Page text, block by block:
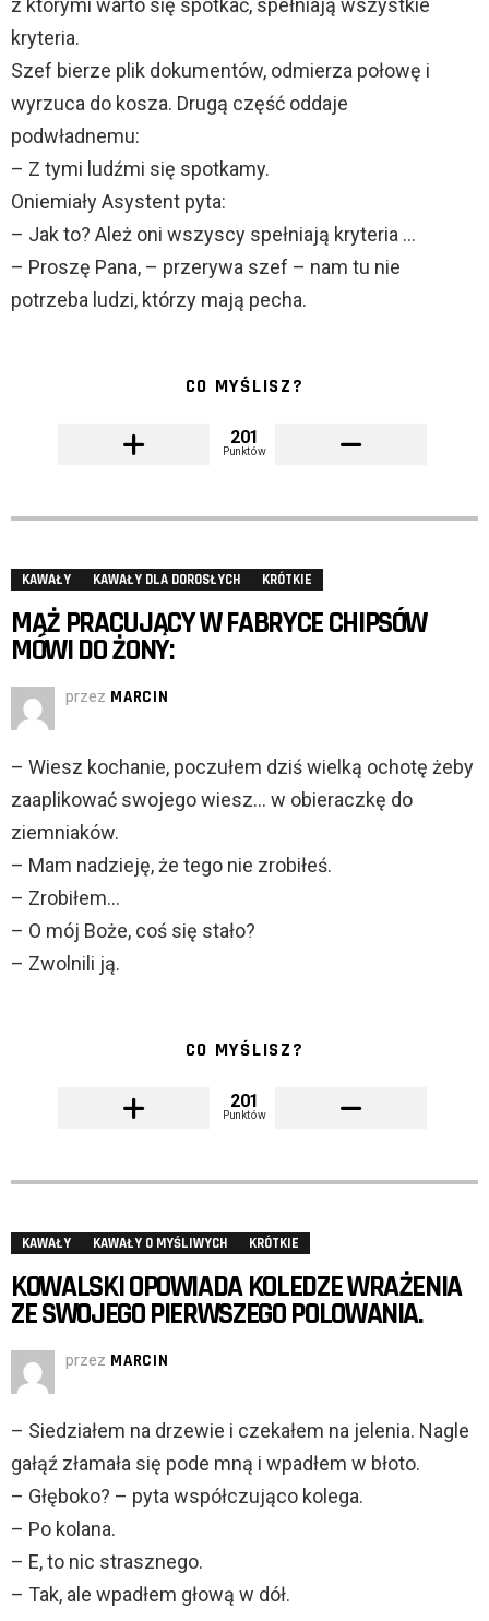
z którymi warto się spotkać, spełniają wszystkie
kryteria.
Szef bierze plik dokumentów, odmierza połowę i
wyrzuca do kosza. Drugą część oddaje
podwładnemu:
– Z tymi ludźmi się spotkamy.
Oniemiały Asystent pyta:
– Jak to? Ależ oni wszyscy spełniają kryteria …
– Proszę Pana, – przerywa szef – nam tu nie
potrzeba ludzi, którzy mają pecha.
CO MYŚLISZ?
201
Punktów
KAWAŁY KAWAŁY DLA DOROSŁYCH KRÓTKIE
MĄŻ PRACUJĄCY W FABRYCE CHIPSÓW
MÓWI DO ŻONY:
przez MARCIN
– Wiesz kochanie, poczułem dziś wielką ochotę żeby
zaaplikować swojego wiesz… w obieraczkę do
ziemniaków.
– Mam nadzieję, że tego nie zrobiłeś.
– Zrobiłem…
– O mój Boże, coś się stało?
– Zwolnili ją.
CO MYŚLISZ?
201
Punktów
KAWAŁY KAWAŁY O MYŚLIWYCH KRÓTKIE
KOWALSKI OPOWIADA KOLEDZE WRAŻENIA
ZE SWOJEGO PIERWSZEGO POLOWANIA.
przez MARCIN
– Siedziałem na drzewie i czekałem na jelenia. Nagle
gałąź złamała się pode mną i wpadłem w błoto.
– Głęboko? – pyta współczująco kolega.
– Po kolana.
– E, to nic strasznego.
– Tak, ale wpadłem głową w dół.